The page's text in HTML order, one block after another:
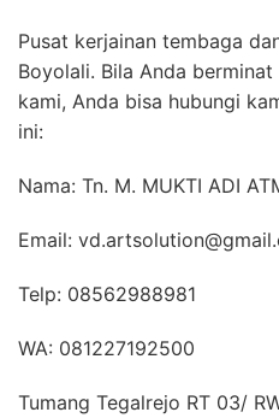
Pusat kerjainan tembaga
Boyolali. Bila Anda
kami, Anda bisa hubungi
ini:
Nama: Tn. M. MUKTI ADI
Email:
Telp: 08562988981
WA: 081227192500
Tumang Tegalrejo RT 03/